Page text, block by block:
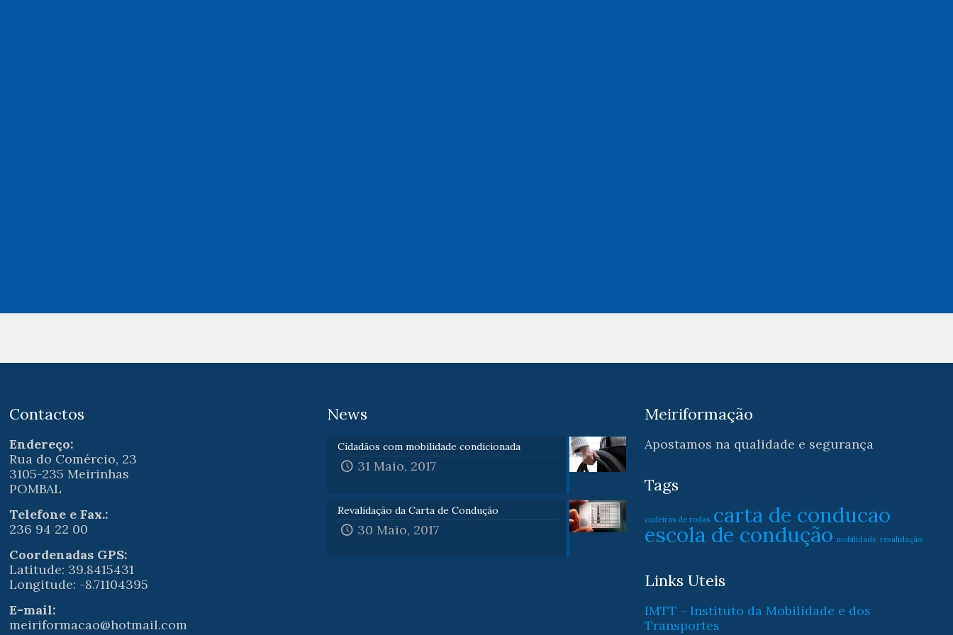
Contactos
Endereço:
Rua do Comércio, 23
3105-235 Meirinhas
POMBAL
Telefone e Fax.:
236 94 22 00
Coordenadas GPS:
Latitude: 39.8415431
Longitude: -8.71104395
E-mail:
meiriformacao@hotmail.com
News
Cidadãos com mobilidade condicionada
31 Maio, 2017
Revalidação da Carta de Condução
30 Maio, 2017
Meiriformação
Apostamos na qualidade e segurança
Tags
cadeiras de rodas carta de conducao
escola de condução mobilidade revalidação
Links Uteis
IMTT - Instituto da Mobilidade e dos
Transportes